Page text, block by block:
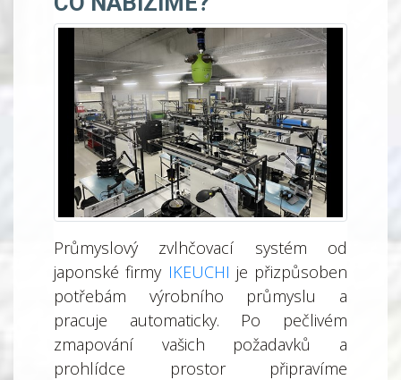
Průmyslový zvlhčovací systém od
japonské firmy IKEUCHI je přizpůsoben
potřebám výrobního průmyslu a
pracuje automaticky. Po pečlivém
zmapování vašich požadavků a
prohlídce prostor připravíme